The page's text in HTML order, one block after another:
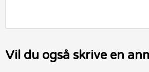
Vil du også skrive en